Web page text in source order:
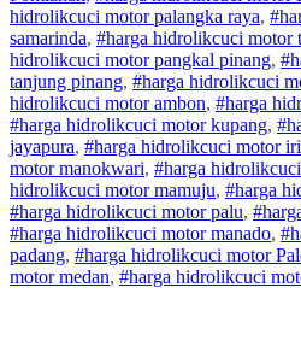
hidrolikcuci motorpalangka raya, #
samarinda, #harga hidrolikcuci motor
hidrolikcuci motorpangkal pinang, #
tanjung pinang, #harga hidrolikcuci
hidrolikcuci motorambon, #harga
#harga hidrolikcuci motorkupang, #
jayapura, #harga hidrolikcuci motor
motormanokwari, #harga hidrolikcuci
hidrolikcuci motormamuju, #harga
#harga hidrolikcuci motorpalu, #
#harga hidrolikcuci motormanado, #
padang, #harga hidrolikcuci motor
motormedan, #harga hidrolikcuci